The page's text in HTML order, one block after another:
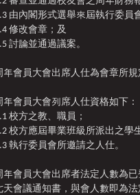
.3 由內閣形式選舉來屆執行委員
.4 修改會章；及
.5 討論並通過議案。
年會員大會出席人仕為會章所規
年會員大會列席人仕資格如下：
.1 校方之教、職員；
.2 校方應屆畢業班級所派出之學
.3執行委員會所邀請之人仕。
年會員大會出席者法定人數為
天會議通知書，與會人數即為法